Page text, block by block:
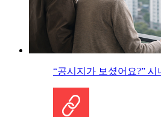
“공시지가 보셨어요?”